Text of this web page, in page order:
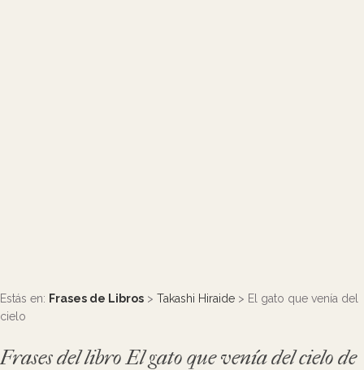
Estás en: Frases de Libros > Takashi Hiraide > El gato que venía del
cielo
Frases del libro El gato que venía del cielo de